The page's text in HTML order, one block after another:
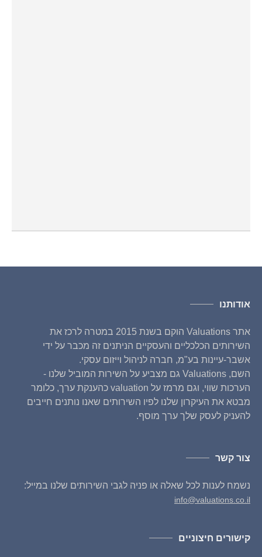
אודותנו
אתר Valuations הוקם בשנת 2015 במטרה לרכז את
השירותים הכלכליים והעסקיים הניתנים זה מכבר על ידי
אשבר-עיינות בע"מ, חברה לניהול וייזום עסקי.
השם, Valuations גם מצביע על השירות המוביל שלנו -
הערכות שווי, וגם מרמז על valuation כהענקת ערך, כלומר
מבטא את העיקרון שלנו לפיו השירותים שאנו נותנים חייבים
להעניק לעסק שלך ערך מוסף.
צור קשר
נשמח לענות לכל שאלה או פניה לגבי השירותים שלנו במייל:
info@valuations.co.il
קישורים חיצוניים